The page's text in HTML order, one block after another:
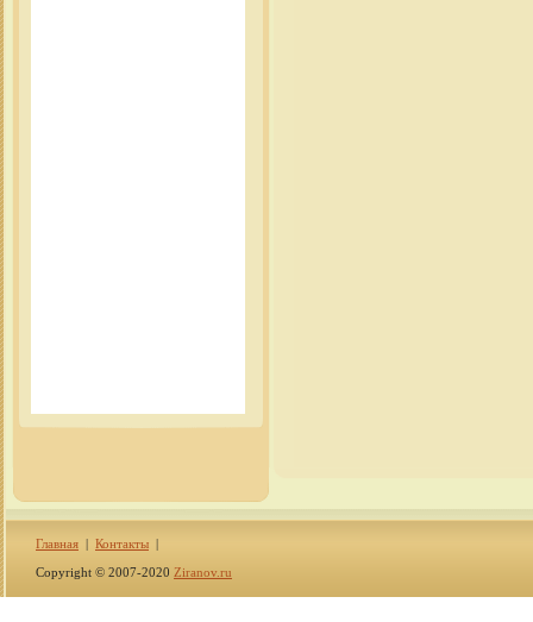
Главная | Контакты |
Copyright © 2007-2020 Ziranov.ru